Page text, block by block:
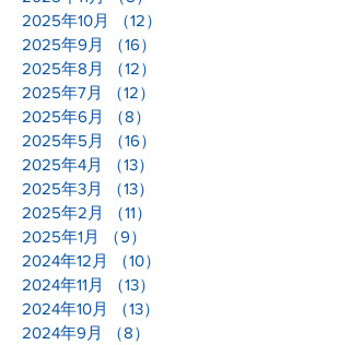
2025年10月
（12）
2025年9月
（16）
2025年8月
（12）
2025年7月
（12）
2025年6月
（8）
2025年5月
（16）
2025年4月
（13）
2025年3月
（13）
2025年2月
（11）
2025年1月
（9）
2024年12月
（10）
2024年11月
（13）
2024年10月
（13）
2024年9月
（8）